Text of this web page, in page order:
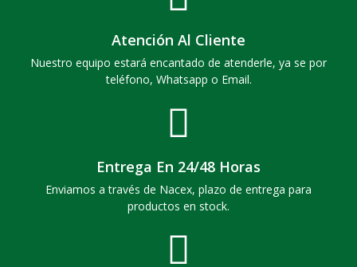
Atención Al Cliente
Nuestro equipo estará encantado de atenderle, ya se por
teléfono, Whatsapp o Email.
Entrega En 24/48 Horas
Enviamos a través de Nacex, plazo de entrega para
productos en stock.